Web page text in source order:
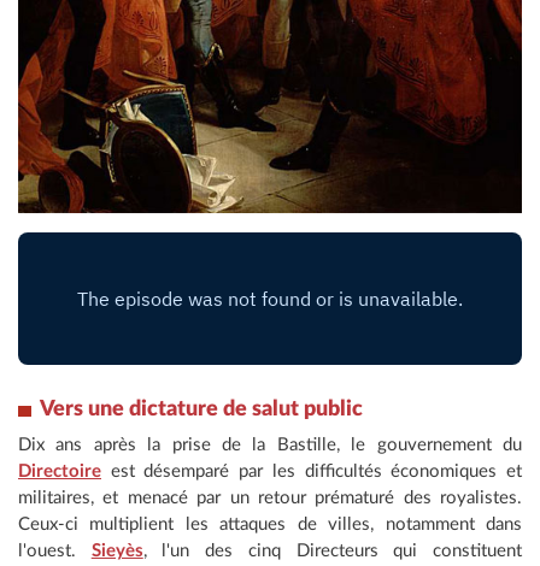
Vers une dictature de salut public
Dix ans après la prise de la Bastille, le gouvernement du
Directoire est désemparé par les difficultés économiques et
militaires, et menacé par un retour prématuré des royalistes.
Ceux-ci multiplient les attaques de villes, notamment dans
l'ouest. Sieyès, l'un des cinq Directeurs qui constituent